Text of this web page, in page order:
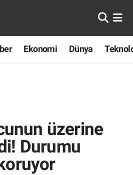
Ekonomi Dünya
üzerine
Durumu
Evrenive Fikstür